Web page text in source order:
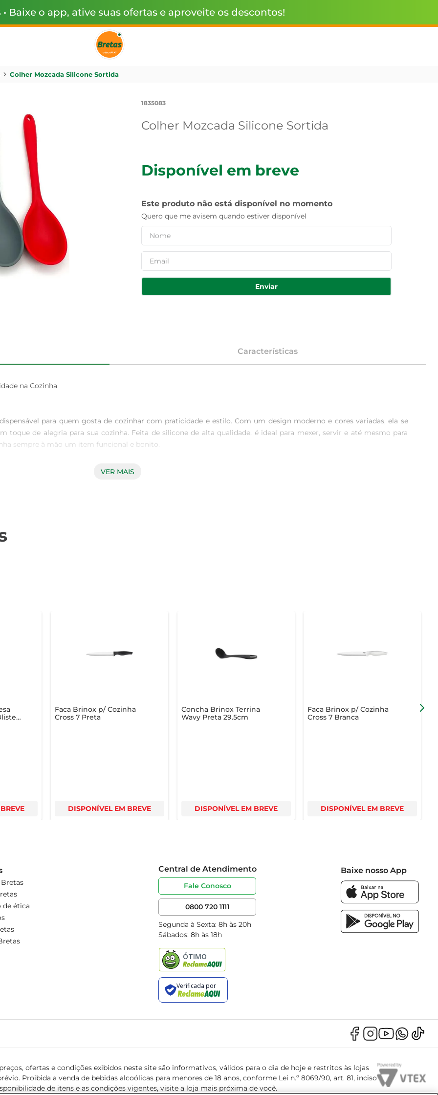
• Baixe o app, ative suas ofertas e aproveite os descontos!
Colher Mozcada Silicone Sortida
1835083
Colher Mozcada Silicone Sortida
Disponível em breve
Este produto não está disponível no momento
Quero que me avisem quando estiver disponível
Enviar
Características
na Cozinha
para quem gosta de cozinhar com praticidade e estilo. Com um design moderno e cores variadas, ela se
toque de alegria para sua cozinha. Feita de silicone de alta qualidade, é ideal para mexer, servir e até mesmo para
sempre à mão um item funcional e bonito.
confortável, a colher mozçada é leve e fácil de usar. Seu formato permite que você tenha um controle preciso ao
VER MAIS
Faca Brinox p/ Cozinha
Cross 7 Preta
DISPONÍVEL EM BREVE
Concha Brinox Terrina
Wavy Preta 29.5cm
DISPONÍVEL EM BREVE
Faca Brinox p/ Cozinha
Cross 7 Branca
DISPONÍVEL EM BREVE
de ética
Central de Atendimento
Fale Conosco
0800 720 1111
Segunda à Sexta: 8h às 20h
Sábados: 8h às 18h
Baixe nosso App
ofertas e condições exibidos neste site são informativos, válidos para o dia de hoje e restritos às lojas
Proibida a venda de bebidas alcoólicas para menores de 18 anos, conforme Lei n.º 8069/90, art. 81, inciso
de itens e as condições vigentes, visite a loja mais próxima de você.